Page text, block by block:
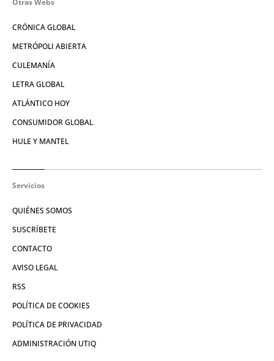
Otras Webs
CRÓNICA GLOBAL
METRÓPOLI ABIERTA
CULEMANÍA
LETRA GLOBAL
ATLÁNTICO HOY
CONSUMIDOR GLOBAL
HULE Y MANTEL
Servicios
QUIÉNES SOMOS
SUSCRÍBETE
CONTACTO
AVISO LEGAL
RSS
POLÍTICA DE COOKIES
POLÍTICA DE PRIVACIDAD
ADMINISTRACIÓN UTIQ